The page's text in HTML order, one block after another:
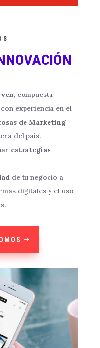
, compuesta
con experiencia en el
de Marketing
del país.
estrategias
de tu negocio a
digitales y el uso